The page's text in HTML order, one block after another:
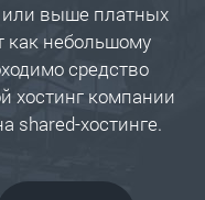
выше платных
как небольшому
средство
хостинг компании
shared-хостинге.